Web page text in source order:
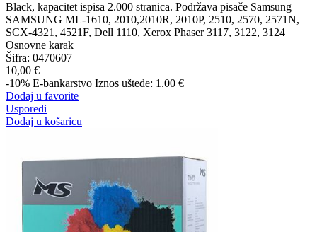
Black, kapacitet ispisa 2.000 stranica. Podržava pisače Samsung
SAMSUNG ML-1610, 2010,2010R, 2010P, 2510, 2570, 2571N,
SCX-4321, 4521F, Dell 1110, Xerox Phaser 3117, 3122, 3124
Osnovne karak
Šifra: 0470607
10,00 €
-10% E-bankarstvo Iznos uštede: 1.00 €
Dodaj u favorite
Usporedi
Dodaj u košaricu